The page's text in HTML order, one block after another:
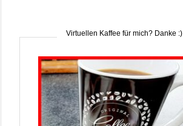
Virtuellen Kaffee für mich? Danke :)